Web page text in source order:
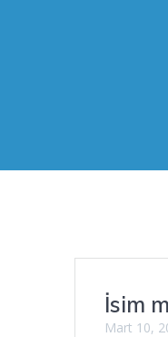
İsim
Mart 10,